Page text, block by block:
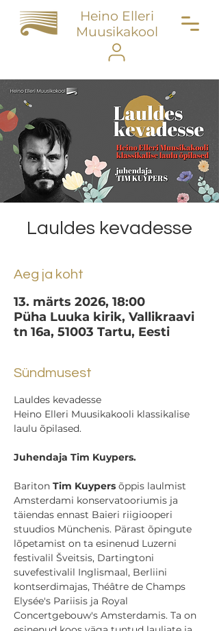
Heino Elleri
Muusikakool
Lauldes kevadesse
Aeg ja koht
13. märts 2026, 18:00
Püha Luuka kirik, Vallikraavi
tn 16a, 51003 Tartu, Eesti
Sündmusest
Lauldes kevadesse
Heino Elleri Muusikakooli klassikalise
laulu õpilased.
Juhendaja Tim Kuypers.
Bariton Tim Kuypers õppis laulmist
Amsterdami konservatooriumis ja
täiendas ennast Baieri riigiooperi
stuudios Münchenis. Pärast õpingute
lõpetamist on ta esinenud Luzerni
festivalil Šveitsis, Dartingtoni
suvefestivalil Inglismaal, Berliini
kontserdimajas, Théâtre de Champs
Elysée's Pariisis ja Royal
Concertgebouw's Amsterdamis. Ta on